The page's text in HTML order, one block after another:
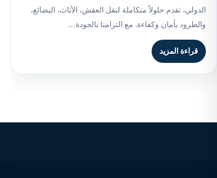
الدولي، تقدم حلولاً متكاملة لنقل العفش، الأثاث، البضائع،
والطرود بأمان وكفاءة. مع التزامنا بالجودة…
قراءة المزيد